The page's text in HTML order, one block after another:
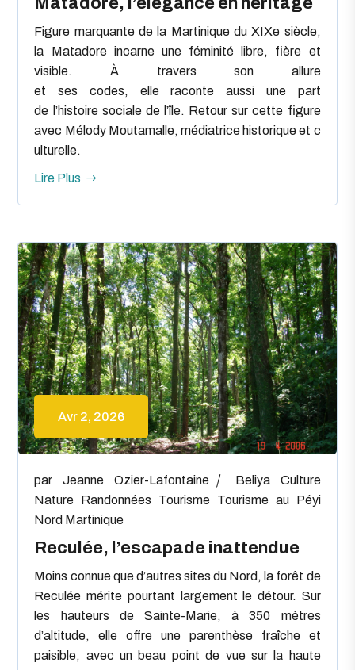
Figure marquante de la Martinique du XIXe siècle,
la Matadore incarne une féminité libre, fière et
visible. À travers son allure
et ses codes, elle raconte aussi une part
de l’histoire sociale de l’île. Retour sur cette figure
avec Mélody Moutamalle, médiatrice historique et c
ulturelle.
Lire Plus
Avr 2, 2026
Reculée, l’escapade inattendue
parJeanne Ozier-Lafontaine Beliya
Culture
Nature Randonnées Tourisme Tourisme au Péyi
Nord Martinique
Moins connue que d’autres sites du Nord, la forêt de
Reculée mérite pourtant largement le détour. Sur
les hauteurs de Sainte-Marie, à 350 mètres
d’altitude, elle offre une parenthèse fraîche et
paisible, avec un beau point de vue sur la haute